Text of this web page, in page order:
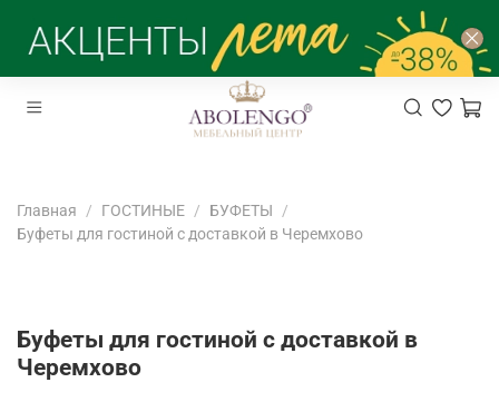
Главная ГОСТИНЫЕ
БУФЕТЫ
Буфеты для гостиной с доставкой в Черемхово
Буфеты для гостиной с доставкой в
Черемхово